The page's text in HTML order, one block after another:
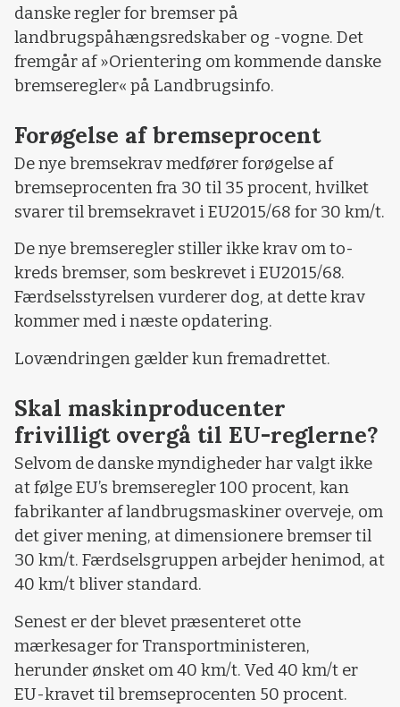
danske regler for bremser på
landbrugspåhængsredskaber og -vogne. Det
fremgår af »Orientering om kommende danske
bremseregler« på Landbrugsinfo.
Forøgelse af bremseprocent
De nye bremsekrav medfører forøgelse af
bremseprocenten fra 30 til 35 procent, hvilket
svarer til bremsekravet i EU2015/68 for 30 km/t.
De nye bremseregler stiller ikke krav om to-
kreds bremser, som beskrevet i EU2015/68.
Færdselsstyrelsen vurderer dog, at dette krav
kommer med i næste opdatering.
Lovændringen gælder kun fremadrettet.
Skal maskinproducenter
frivilligt overgå til EU-reglerne?
Selvom de danske myndigheder har valgt ikke
at følge EU’s bremseregler 100 procent, kan
fabrikanter af landbrugsmaskiner overveje, om
det giver mening, at dimensionere bremser til
30 km/t. Færdselsgruppen arbejder henimod, at
40 km/t bliver standard.
Senest er der blevet præsenteret otte
mærkesager for Transportministeren,
herunder ønsket om 40 km/t. Ved 40 km/t er
EU-kravet til bremseprocenten 50 procent.